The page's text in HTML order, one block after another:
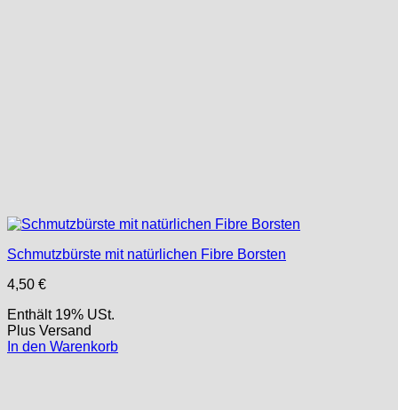
Schmutzbürste mit natürlichen Fibre Borsten
4,50 €
Enthält 19% USt.
Plus Versand
In den Warenkorb